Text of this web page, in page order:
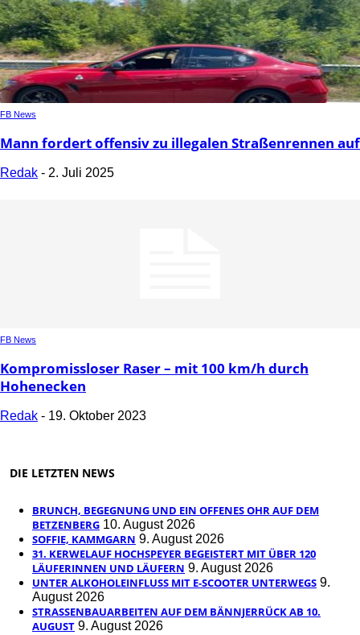
FB News
Mann fordert offensiv zu illegalen Straßenrennen auf
Redak - 2. Juli 2025
FB News
Kompromissloser Raser – mit 100 km/h durch
Hohenecken
Redak - 19. Oktober 2023
DIE LETZTEN NEWS
BRUNCH, BEGEGNUNG UND EIN OFFENES OHR AUF DEM
BETZENBERG 10. August 2026
SOFFIE, KAMMGARN 9. August 2026
31. KERWELAUF HOCHSPEYER BEGEISTERT MIT ÜBER 120
LÄUFERINNEN UND LÄUFERN 9. August 2026
UNTER ALKOHOLEINFLUSS MIT E-SCOOTER UNTERWEGS 9.
August 2026
STRASSENBAUARBEITEN AUF DEM BÄNNJERRÜCK AB 10. A
UGUST
9. August 2026